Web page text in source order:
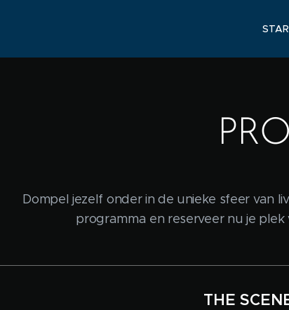
Dompel jezelf onder in de unieke sfeer van
programma en reserveer nu je
THE